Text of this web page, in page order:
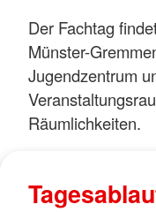
Der Fachtag
Münster-
Jugendzentrum
Räumlichkeiten.